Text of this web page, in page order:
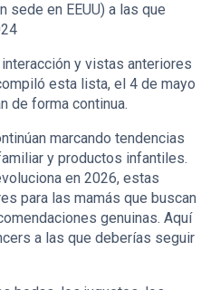
sede en EEUU) a las que
y vistas anteriores
esta lista, el 4 de mayo
de forma continua.
marcando tendencias
y productos infantiles.
en 2026, estas
para las mamás que buscan
genuinas. Aquí
a las que deberías seguir